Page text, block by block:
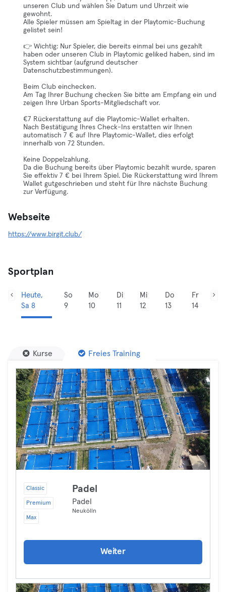
unseren Club und wählen Sie Datum und Uhrzeit wie
gewohnt.
Alle Spieler müssen am Spieltag in der Playtomic-Buchung
gelistet sein!
👉 Wichtig: Nur Spieler, die bereits einmal bei uns gezahlt
haben oder unseren Club in Playtomic geliked haben, sind im
System sichtbar (aufgrund deutscher
Datenschutzbestimmungen).
Beim Club einchecken.
Am Tag Ihrer Buchung checken Sie bitte am Empfang ein und
zeigen Ihre Urban Sports-Mitgliedschaft vor.
€7 Rückerstattung auf die Playtomic-Wallet erhalten.
Nach Bestätigung Ihres Check-Ins erstatten wir Ihnen
automatisch 7 € auf Ihre Playtomic-Wallet, dies erfolgt
innerhalb von 72 Stunden.
Keine Doppelzahlung.
Da die Buchung bereits über Playtomic bezahlt wurde, sparen
Sie effektiv 7 € bei Ihrem Spiel. Die Rückerstattung wird Ihrem
Wallet gutgeschrieben und steht für Ihre nächste Buchung
zur Verfügung.
Webseite
https://www.birgit.club/
Sportplan
Heute,
Sa 8
So
9
Mo
10
Di
11
Mi
12
Do
13
Fr
14
Kurse Freies Training
Classic
Premium
Max
Padel
Padel
Neukölln
Weiter